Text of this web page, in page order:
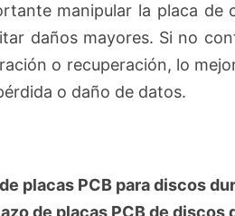
manipular la placa
daños mayores. Si no
o recuperación, lo
o daño de datos.
placas PCB para discos
de placas PCB de discos